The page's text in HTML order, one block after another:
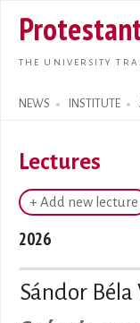
THE UNIVERSITY
NEWS INSTITUTE
Search form
Lectures
+ Add new lecture
2026
Sándor Béla